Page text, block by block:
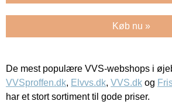
Køb nu »
De mest populære VVS-webshops i
VVSproffen.dk, Elvvs.dk, VVS.dk og
har et stort sortiment til gode priser.